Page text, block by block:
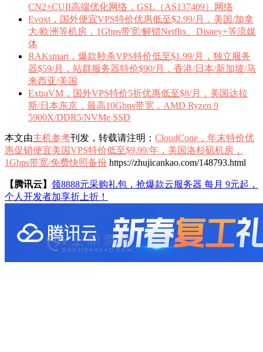
CN2+CUII高端优化网络，GSL（AS137409）网络
Evoxt，国外便宜VPS特价优惠低至$2.99/月，美国/加拿
大/欧洲等机房，1Gbps带宽/解锁Netflix、Disney+等流媒
体
RAKsmart，爆款秒杀VPS特价低至$1.99/月，独立服务
器$59/月，站群服务器特价$90/月，香港/日本/新加坡/马
来西亚/美国
ExtraVM，国外VPS特价5折优惠低至$8/月，美国达拉
斯/日本东京，最高10Gbps带宽，AMD Ryzen 9
5900X/DDR5/NVMe SSD
本文由主机参考刊发，转载请注明： CloudCone，年末特价优
惠促销便宜美国VPS特价低至$9.99/年，美国洛杉矶机房，
1Gbps带宽/免费快照备份 https://zhujicankao.com/148793.html
【腾讯云】 领8888元采购礼包，抢爆款云服务器 每月 9元起，
个人开发者加享折上折！